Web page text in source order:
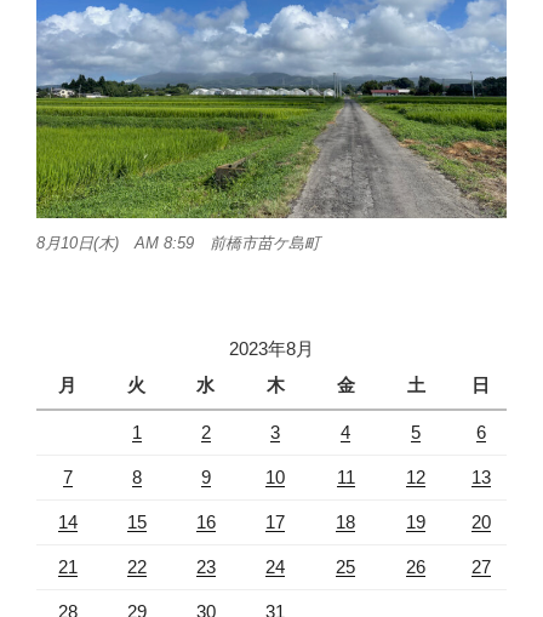
8月10日(木) AM 8:59 前橋市苗ケ島町
2023年8月
月
火 水 木 金 土 日
1 2 3 4 5 6
7 8 9 10 11 12 13
14 15 16 17 18 19 20
21 22 23 24 25 26 27
28 29 30 31